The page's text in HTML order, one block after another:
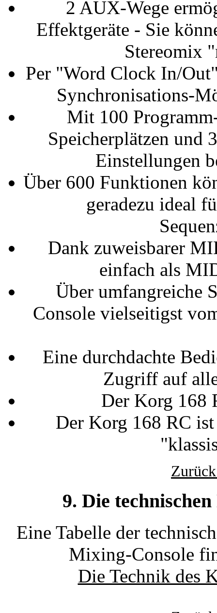
2 AUX-Wege
Effektgeräte - Sie
Stereomix
Per "Word Clock In/
Synchronisations-
Mit 100
Speicherplätzen und
Einstellungen
Über 600 Funktionen
geradezu ideal
Dank zuweisbarer
einfach als
Über umfangreiche
Console vielseitigst
Eine durchdachte
Zugriff auf
Der Korg 168
Der Korg 168 RC
9. Die
Eine Tabelle der
Mixing-Console
Die Technik des